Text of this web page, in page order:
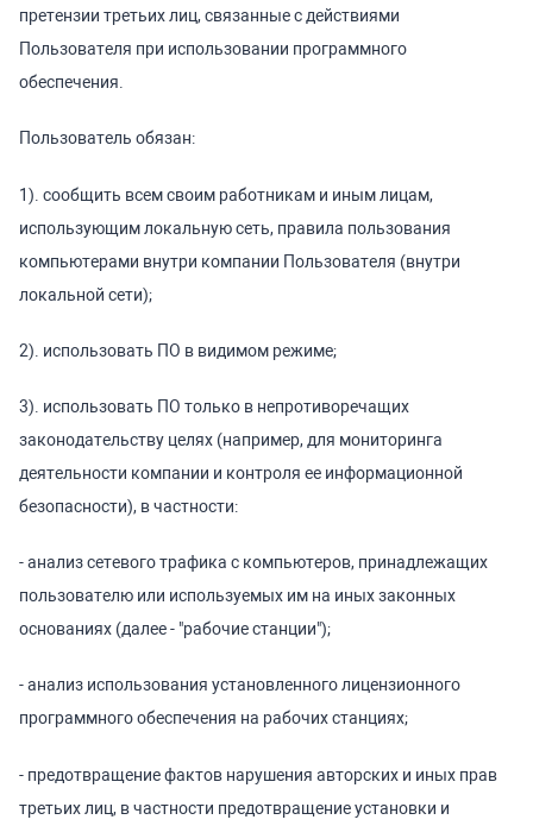
претензии третьих лиц, связанные с действиями
Пользователя при использовании программного
обеспечения.
Пользователь обязан:
1). сообщить всем своим работникам и иным лицам,
использующим локальную сеть, правила пользования
компьютерами внутри компании Пользователя (внутри
локальной сети);
2). использовать ПО в видимом режиме;
3). использовать ПО только в непротиворечащих
законодательству целях (например, для мониторинга
деятельности компании и контроля ее информационной
безопасности), в частности:
- анализ сетевого трафика с компьютеров, принадлежащих
пользователю или используемых им на иных законных
основаниях (далее - "рабочие станции");
- анализ использования установленного лицензионного
программного обеспечения на рабочих станциях;
- предотвращение фактов нарушения авторских и иных прав
третьих лиц, в частности предотвращение установки и